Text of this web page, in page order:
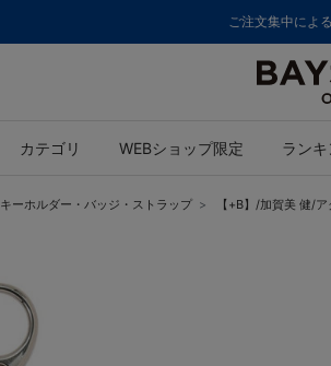
ご注文集中によ
カテゴリ WEBショップ限定 ラン
キーホルダー・バッジ・ストラップ 【+B】/加賀美 健/